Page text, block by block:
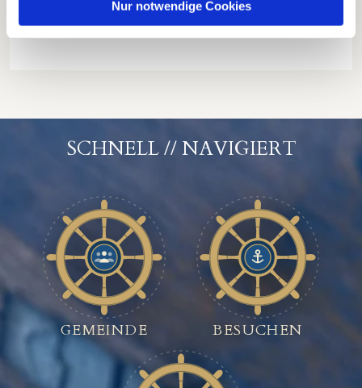
Nur notwendige Cookies
SCHNELL // NAVIGIERT
GEMEINDE BESUCHEN